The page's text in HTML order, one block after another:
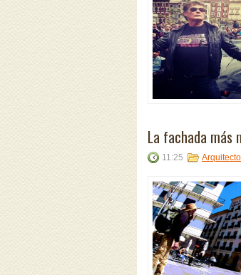
La fachada más
11:25 Arquitecto